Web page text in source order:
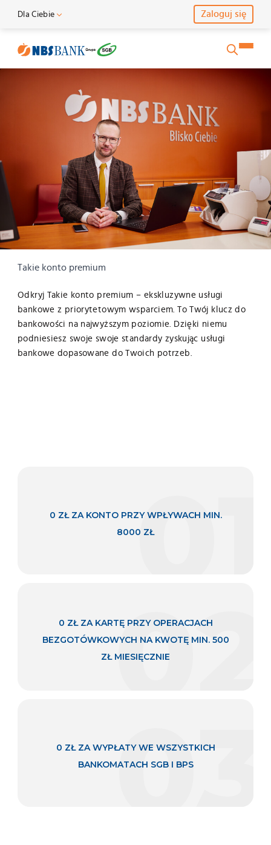
Dla Ciebie
Dla Ciebie
Zaloguj się
Takie konto premium
Odkryj Takie konto premium – ekskluzywne usługi
bankowe z priorytetowym wsparciem. To Twój klucz do
bankowości na najwyższym poziomie. Dzięki niemu
podniesiesz swoje swoje standardy zyskując usługi
bankowe dopasowane do Twoich potrzeb.
0 ZŁ ZA KONTO PRZY WPŁYWACH MIN.
8000 ZŁ01
0 ZŁ ZA KARTĘ PRZY OPERACJACH
BEZGOTÓWKOWYCH NA KWOTĘ MIN. 500
ZŁ MIESIĘCZNIE
02
0 ZŁ ZA WYPŁATY WE WSZYSTKICH
BANKOMATACH SGB I BPS
03
Skontaktuj się z nami
Imię i Nazwisko
Wiadomość
Wyrażam zgodę na przetwarzanie moich danych osobowych
zawartych w formularzu przez Nadnotecki Bank Spółdzielczy,